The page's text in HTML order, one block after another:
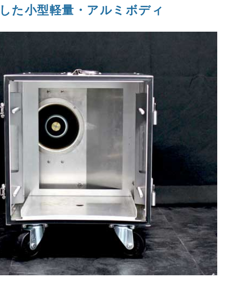
た小型軽量・アルミボディ